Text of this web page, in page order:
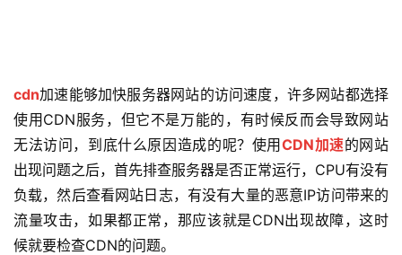
cdn加速能够加快服务器网站的访问速度，许多网站都选择
使用CDN服务，但它不是万能的，有时候反而会导致网站
无法访问，到底什么原因造成的呢？使用CDN加速的网站
出现问题之后，首先排查服务器是否正常运行，CPU有没有
负载，然后查看网站日志，有没有大量的恶意IP访问带来的
流量攻击，如果都正常，那应该就是CDN出现故障，这时
候就要检查CDN的问题。